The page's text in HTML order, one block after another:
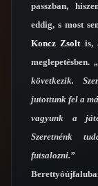
passzban,
eddig, s most
Koncz Zsoltis,
meglepetésben.
következik.
jutottunk fel a
vagyunk a
Szeretnénk
futsalozni.”